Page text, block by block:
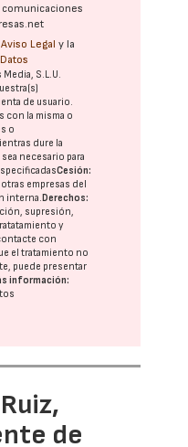
Aviso Legal y la
S.L.U.
de usuario.
con la misma o
o
dure la
necesario para
Cesión:
empresas del
interna.Derechos:
supresión,
y
con
el tratamiento no
puede presentar
información:
de